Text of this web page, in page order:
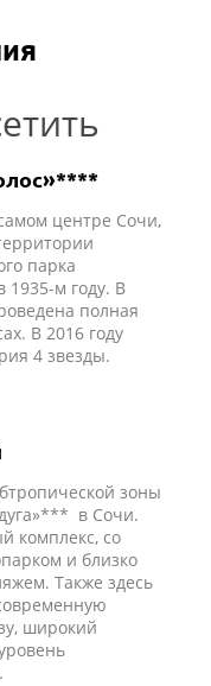
центре Сочи,
парка
1935-м году. В
полная
В 2016 году
4 звезды.
зоны
в Сочи.
комплекс, со
и близко
Также здесь
широкий